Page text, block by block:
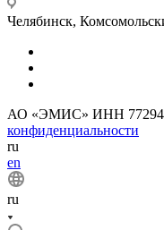
Челябинск,
АО «ЭМИС» ИНН
конфиденциальности
ru
en
ru